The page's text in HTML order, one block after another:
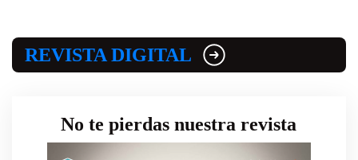
REVISTA DIGITAL
No te pierdas nuestra revista